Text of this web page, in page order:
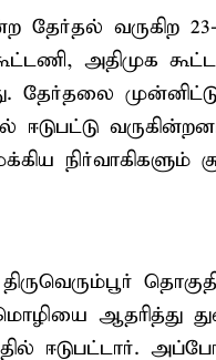
தேர்தல் வருகிற
அதிமுக
தேர்தலை
ஈடுபட்டு
நிர்வாகிகளும்
ஆதரித்து
ஈடுபட்டார்.